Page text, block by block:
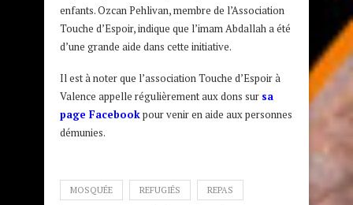
enfants. Ozcan Pehlivan, membre de l’Association
Touche d’Espoir, indique que l’imam Abdallah a été
d’une grande aide dans cette initiative.
Il est à noter que l’association Touche d’Espoir à
Valence appelle régulièrement aux dons sur sa
page Facebookpour venir en aide aux personnes
démunies.
MOSQUÉE REFUGIÉS REPAS